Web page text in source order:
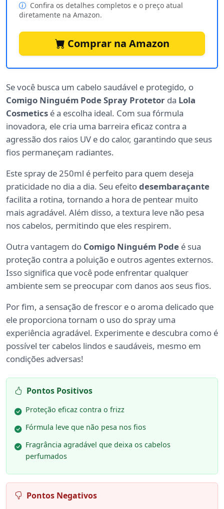
Confira os detalhes completos e o preço atual
diretamente na Amazon.
Comprar na Amazon
Se você busca um cabelo saudável e protegido, o
Comigo Ninguém Pode Spray Protetor da Lola
Cosmetics é a escolha ideal. Com sua fórmula
inovadora, ele cria uma barreira eficaz contra a
agressão dos raios UV e do calor, garantindo que seus
fios permaneçam radiantes.
Este spray de 250ml é perfeito para quem deseja
praticidade no dia a dia. Seu efeitodesembaraçante
facilita a rotina, tornando a hora de pentear muito
mais agradável. Além disso, a textura leve não pesa
nos cabelos, permitindo que eles respirem.
Outra vantagem do Comigo Ninguém Pode é sua
proteção contra a poluição e outros agentes externos.
Isso significa que você pode enfrentar qualquer
ambiente sem se preocupar com danos aos seus fios.
Por fim, a sensação de frescor e o aroma delicado que
ele proporciona tornam o uso do spray uma
experiência agradável. Experimente e descubra como é
possível ter cabelos lindos e saudáveis, mesmo em
condições adversas!
Pontos Positivos
Proteção eficaz contra o frizz
Fórmula leve que não pesa nos fios
Fragrância agradável que deixa os cabelos
perfumados
Pontos Negativos